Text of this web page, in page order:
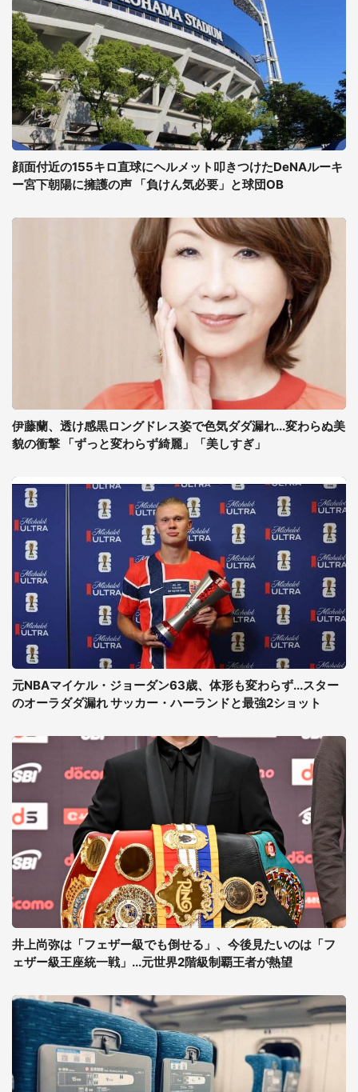
顔面付近の155キロ直球にヘルメット叩きつけたDeNAルーキ
ー宮下朝陽に擁護の声 「負けん気必要」と球団OB
伊藤蘭、透け感黒ロングドレス姿で色気ダダ漏れ...変わらぬ美
貌の衝撃 「ずっと変わらず綺麗」「美しすぎ」
元NBAマイケル・ジョーダン63歳、体形も変わらず...スター
のオーラダダ漏れ サッカー・ハーランドと最強2ショット
井上尚弥は「フェザー級でも倒せる」、今後見たいのは「フ
ェザー級王座統一戦」...元世界2階級制覇王者が熱望